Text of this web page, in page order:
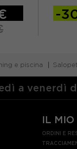
-
e piscina
a venerdì
IL MIO
ORDINI E